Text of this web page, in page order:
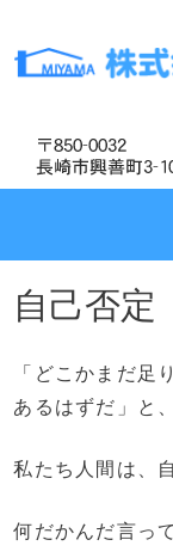
テ
ス
テ
ス
自己否
「どこかまだ足
あるはずだ」と
私たち人間は、
何だかんだ言っ